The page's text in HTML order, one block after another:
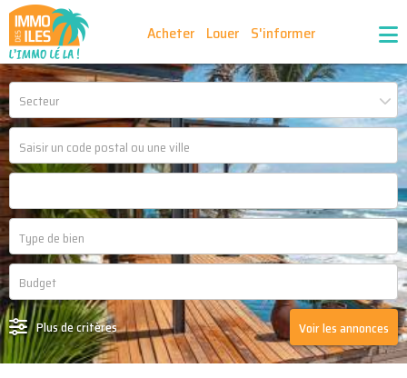
Acheter Louer S'informer
Nos outils Ma sélection d'annonces
Recrutement Partenaires
Secteur
Plus de critères Voir les annonces